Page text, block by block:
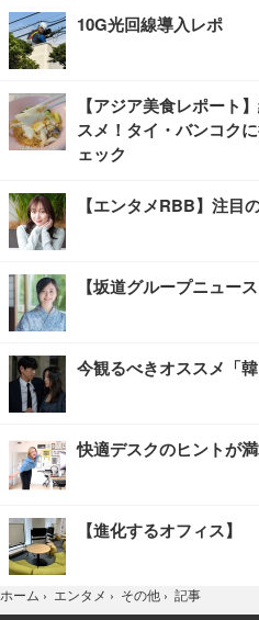
10G光回線導入レポ
【アジア美食レポート
スメ！タイ・バンコク
ェック
【エンタメRBB】注目
【坂道グループニュー
今観るべきオススメ「韓
快適デスクのヒントが
【進化するオフィス】
ホーム › エンタメ › その他 › 記事